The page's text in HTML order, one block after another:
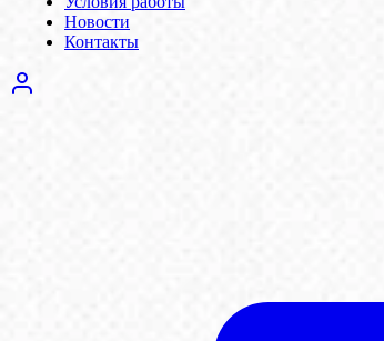
Новости
Контакты